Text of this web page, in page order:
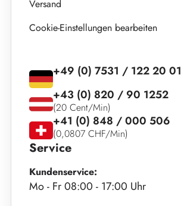
Versand
Cookie-Einstellungen bearbeiten
Service
Kundenservice:
Mo - Fr 08:00 - 17:00 Uhr
+49 (0) 7531 / 122 20 01
+43 (0) 820 / 90 1252
(20 Cent/Min)
+41 (0) 848 / 000 506
(0,0807 CHF/Min)